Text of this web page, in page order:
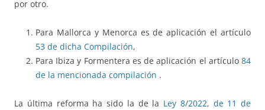
por otro.
Para Mallorca y Menorca es de aplicación el artículo
53 de dicha Compilación,
Para Ibiza y Formentera es de aplicación el artículo 84
de la mencionada compilación .
La última reforma ha sido la de la Ley 8/2022, de 11 de